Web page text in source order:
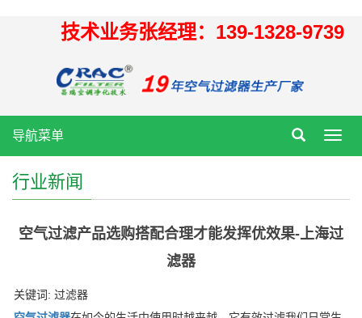
技术业务张经理：139-1328-9739
导航菜单
行业新闻
空气过滤产品选购搭配合理才能发挥优效果-上海过
滤器
关键词: 过滤器